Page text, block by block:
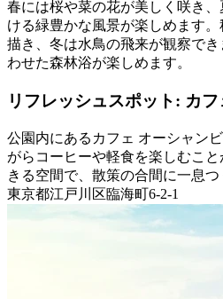
春には桜や菜の花が美しく咲き
ける緑豊かな風景が楽しめます
描き、冬は水鳥の飛来が観察で
わせた森林浴が楽しめます。
リフレッシュスポット: カ
公園内にあるカフェ オーシャン
がらコーヒーや軽食を楽しむこ
きる空間で、散策の合間に一息
東京都江戸川区臨海町6-2-1